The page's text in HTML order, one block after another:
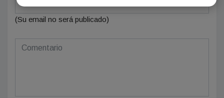
(Su email no será publicado)